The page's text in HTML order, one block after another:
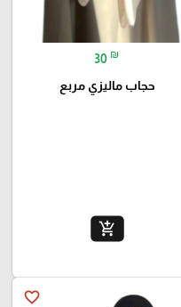
30 ₪
حجاب ماليزي مربع
add_shopping_cart
favorite_border